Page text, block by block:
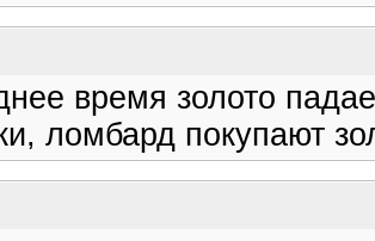
время золото
ломбард покупают